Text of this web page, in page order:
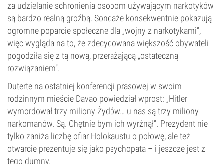
za udzielanie schronienia osobom używającym narkotyków
są bardzo realną groźbą. Sondaże konsekwentnie pokazują
ogromne poparcie społeczne dla „wojny z narkotykami”,
więc wygląda na to, że zdecydowana większość obywateli
pogodziła się z tą nową, przerażającą „ostateczną
rozwiązaniem”.
Duterte na ostatniej konferencji prasowej w swoim
rodzinnym mieście Davao powiedział wprost: „Hitler
wymordował trzy miliony Żydów… u nas są trzy miliony
narkomanów. Są. Chętnie bym ich wyrżnął”. Prezydent nie
tylko zaniża liczbę ofiar Holokaustu o połowę, ale też
otwarcie prezentuje się jako psychopata – i jeszcze jest z
tego dumny.